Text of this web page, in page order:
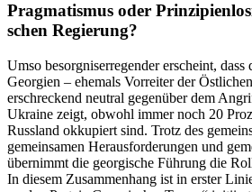
Pragma­tismus oder
schen Regierung?
Umso besorg­nis­er­re­gender erscheint,
Georgien – ehemals Vorreiter der
erschre­ckend neutral gegenüber dem
Ukraine zeigt, obwohl immer noch 20
Russland okkupiert sind. Trotz des
gemein­samen Heraus­for­de­rungen und
übernimmt die georgische Führung die
In diesem Zusam­menhang ist in erster